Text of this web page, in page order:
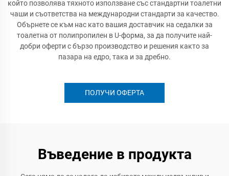
който позволява тяхното използване със стандартни тоалетни
чаши и съответства на международни стандарти за качество.
Обърнете се към нас като вашия доставчик на седалки за
тоалетна от полипропилен в U-форма, за да получите най-
добри оферти с бързо производство и решения както за
пазара на едро, така и за дребно.
ПОЛУЧИ ОФЕРТА
Въведение в продукта